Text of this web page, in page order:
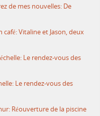
de mes nouvelles: De
café: Vitaline et Jason, deux
Le rendez-vous des
Le rendez-vous des
Réouverture de la piscine